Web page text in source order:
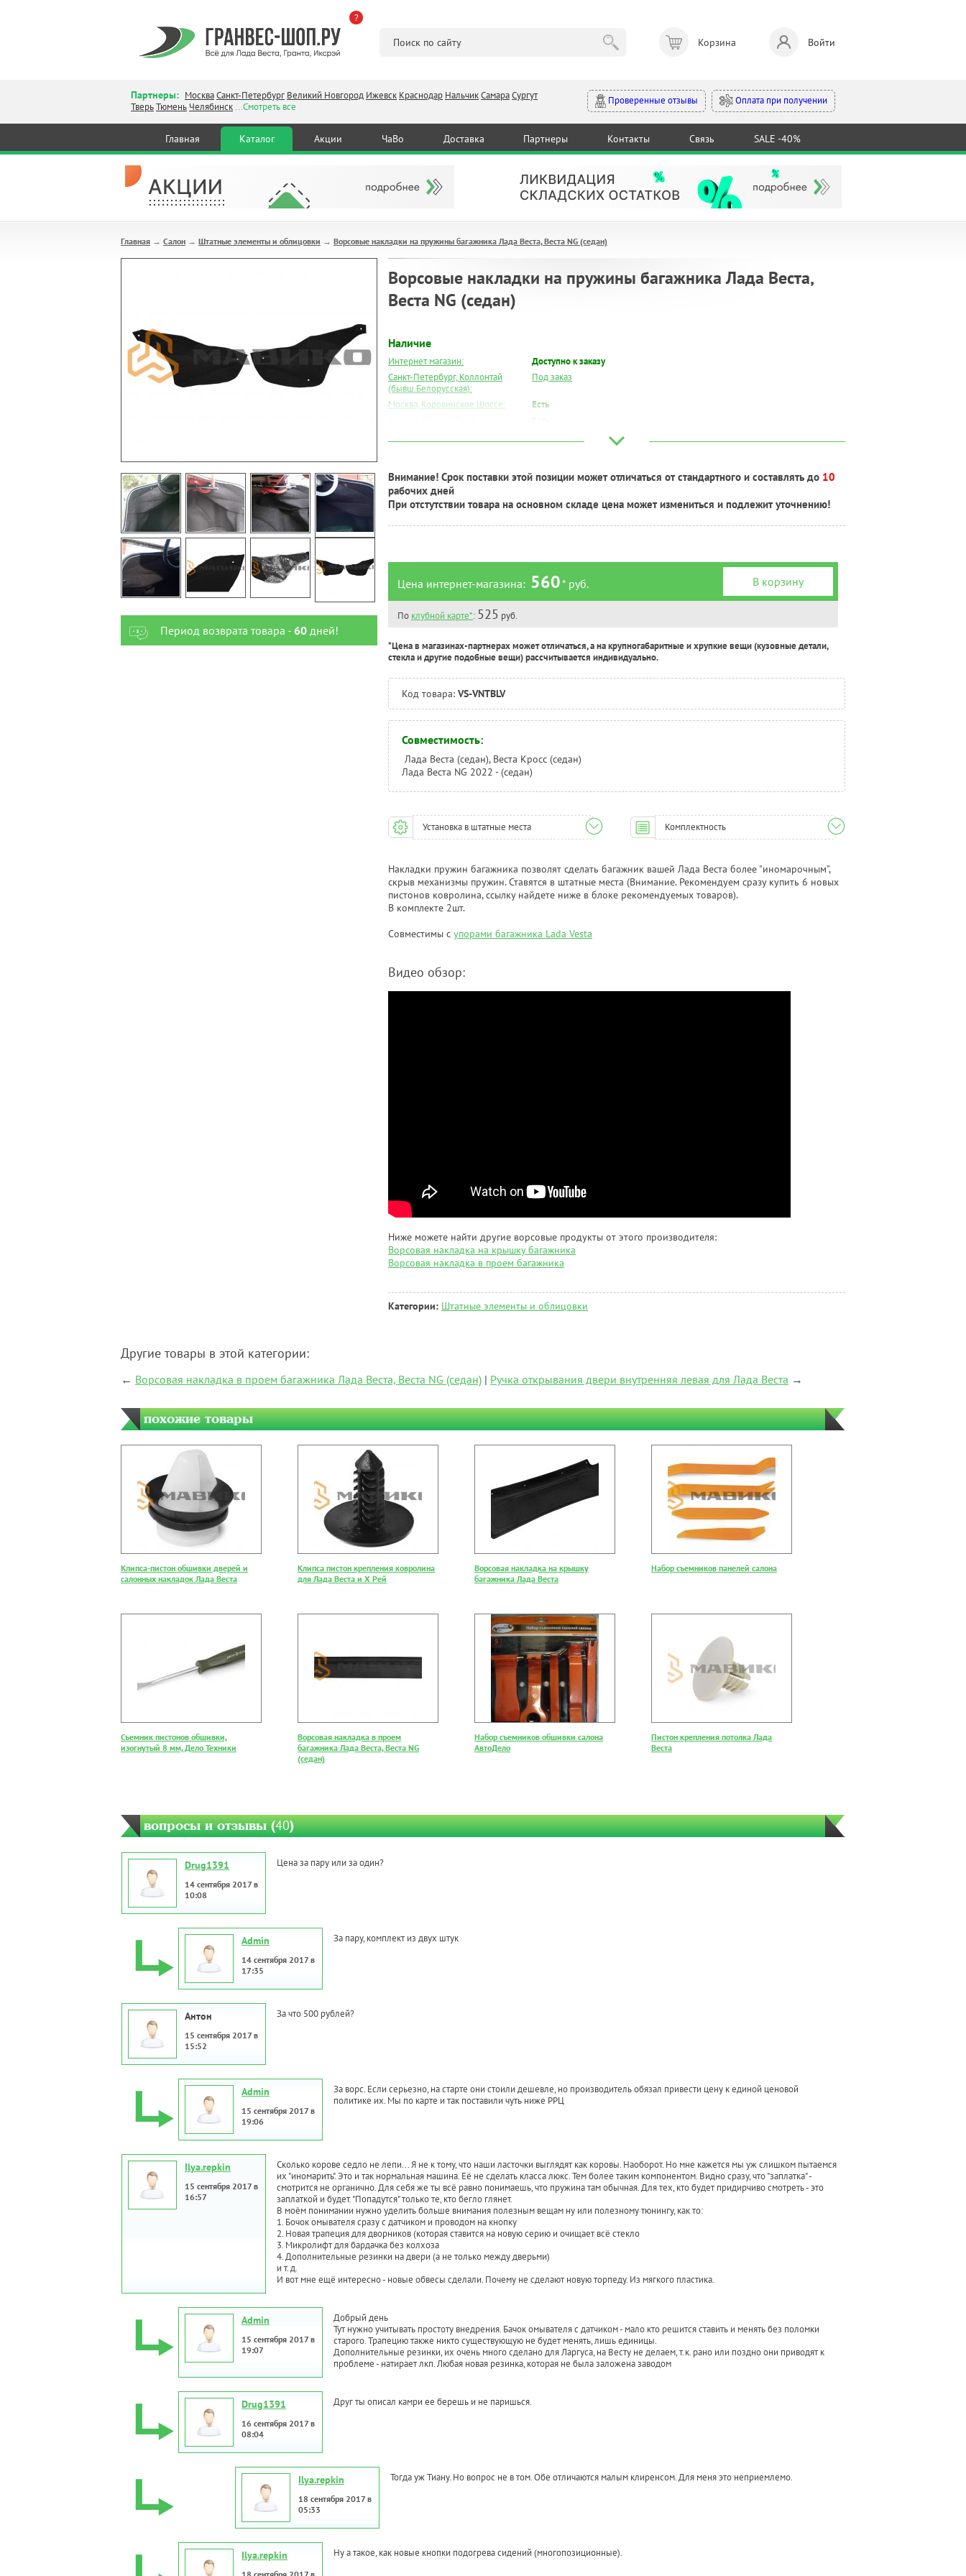
?
Корзина Войти
Партнеры: МоскваСанкт-Петербург Великий Новгород Ижевск Краснодар НальчикСамараСургут
ТверьТюмень Челябинск...Смотреть все
Проверенные отзывы Оплата при получении
Главная Каталог Акции ЧаВо Доставка Партнеры Контакты Связь SALE -40%
Главная → Салон → Штатные элементы и облицовки → Ворсовые накладки на пружины багажника Лада Веста, Веста NG (седан)
Период возврата товара - 60дней!
Ворсовые накладки на пружины багажника Лада Веста,
Веста NG (седан)
Наличие
Интернет магазин:
Доступно к заказу
Санкт-Петербург, Коллонтай
(бывш.Белорусская):
Под заказ
Москва, Коровинское Шоссе:
Есть
Самара:
Есть
Тверь:
Внимание! Срок поставки этой позиции может отличаться от стандартного и составлять до 10
рабочих дней
При отстутствии товара на основном складе цена может измениться и подлежит уточнению!
Цена интернет-магазина: 560* руб. В корзину
По клубной карте*: 525 руб.
*Цена в магазинах-партнерах может отличаться, а на крупногабаритные и хрупкие вещи (кузовные детали,
стекла и другие подобные вещи) рассчитывается индивидуально.
Код товара: VS-VNTBLV
Совместимость:
Лада Веста (седан), Веста Кросс (седан)
Лада Веста NG 2022 - (седан)
Установка в штатные места Комплектность
Накладки пружин багажника позволят сделать багажник вашей Лада Веста более "иномарочным",
скрыв механизмы пружин. Ставятся в штатные места (Внимание. Рекомендуем сразу купить 6 новых
пистонов ковролина, ссылку найдете ниже в блоке рекомендуемых товаров).
В комплекте 2шт.
Совместимы с упорами багажника Lada Vesta
Видео обзор:
Ниже можете найти другие ворсовые продукты от этого производителя:
Ворсовая накладка на крышку багажника
Ворсовая накладка в проем багажника
Категории: Штатные элементы и облицовки
Другие товары в этой категории:
← Ворсовая накладка в проем багажника Лада Веста, Веста NG (седан) | Ручка открывания двери внутренняя левая для Лада Веста →
похожие товары
Клипса-пистон обшивки дверей и
салонных накладок Лада Веста
Клипса пистон крепления ковролина
для Лада Веста и Х Рей
Ворсовая накладка на крышку
багажника Лада Веста
Набор съемников панелей салона
Съемник пистонов обшивки,
изогнутый 8 мм, Дело Техники
Ворсовая накладка в проем
багажника Лада Веста, Веста NG
(седан)
Набор съемников обшивки салона
АвтоДело
Пистон крепления потолка Лада
Веста
вопросы и отзывы (40)
Drug1391
14 сентября 2017 в
10:08
Цена за пару или за один?
Admin
14 сентября 2017 в
17:35
За пару, комплект из двух штук
Антон
15 сентября 2017 в
15:52
За что 500 рублей?
Admin
15 сентября 2017 в
19:06
За ворс. Если серьезно, на старте они стоили дешевле, но производитель обязал привести цену к единой ценовой
политике их. Мы по карте и так поставили чуть ниже РРЦ
Ilya.repkin
15 сентября 2017 в
16:57
Сколько корове седло не лепи... Я не к тому, что наши ласточки выглядят как коровы. Наоборот. Но мне кажется мы уж слишком пытаемся
их "иномарить". Это и так нормальная машина. Её не сделать класса люкс. Тем более таким компонентом. Видно сразу, что "заплатка" -
смотрится не органично. Для себя же ты всё равно понимаешь, что пружина там обычная. Для тех, кто будет придирчиво смотреть - это
заплаткой и будет. "Попадутся" только те, кто бегло глянет.
В моём понимании нужно уделить больше внимания полезным вещам ну или полезному тюнингу, как то:
1. Бочок омывателя сразу с датчиком и проводом на кнопку
2. Новая трапеция для дворников (которая ставится на новую серию и очищает всё стекло
3. Микролифт для бардачка без колхоза
4. Дополнительные резинки на двери (а не только между дверьми)
и т. д.
И вот мне ещё интересно - новые обвесы сделали. Почему не сделают новую торпеду. Из мягкого пластика.
Admin
15 сентября 2017 в
19:07
Добрый день
Тут нужно учитывать простоту внедрения. Бачок омывателя с датчиком - мало кто решится ставить и менять без поломки
старого. Трапецию также никто существующую не будет менять, лишь единицы.
Дополнительные резинки, их очень много сделано для Ларгуса, на Весту не делаем, т.к. рано или поздно они приводят к
проблеме - натирает лкп. Любая новая резинка, которая не была заложена заводом
Drug1391
16 сентября 2017 в
08:04
Друг ты описал камри ее берешь и не паришься.
Ilya.repkin
18 сентября 2017 в
05:33
Тогда уж Тиану. Но вопрос не в том. Обе отличаются малым клиренсом. Для меня это неприемлемо.
Ilya.repkin Ну а такое, как новые кнопки подогрева сидений (многопозиционные).